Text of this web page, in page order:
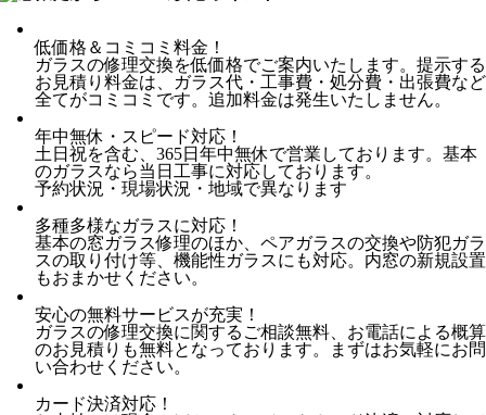
低価格＆コミコミ料金！
ガラスの修理交換を低価格でご案内いたします。提示する
お見積り料金は、ガラス代・工事費・処分費・出張費など
全てがコミコミです。追加料金は発生いたしません。
年中無休・スピード対応！
土日祝を含む、365日年中無休で営業しております。基本
のガラスなら当日工事に対応しております。
予約状況・現場状況・地域で異なります
多種多様なガラスに対応！
基本の窓ガラス修理のほか、ペアガラスの交換や防犯ガラ
スの取り付け等、機能性ガラスにも対応。内窓の新規設置
もおまかせください。
安心の無料サービスが充実！
ガラスの修理交換に関するご相談無料、お電話による概算
のお見積りも無料となっております。まずはお気軽にお問
い合わせください。
カード決済対応！